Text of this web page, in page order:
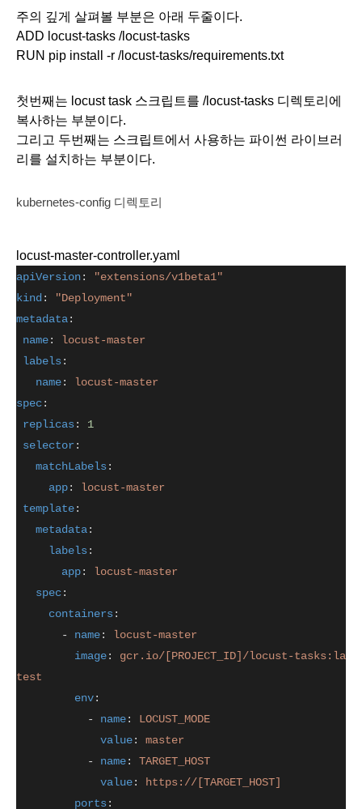
주의 깊게 살펴볼 부분은 아래 두줄이다.
ADD locust-tasks /locust-tasks
RUN pip install -r /locust-tasks/requirements.txt
첫번째는 locust task 스크립트를 /locust-tasks 디렉토리에
복사하는 부분이다.
그리고 두번째는 스크립트에서 사용하는 파이썬 라이브러
리를 설치하는 부분이다.
kubernetes-config 디렉토리
locust-master-controller.yaml
apiVersion:
"extensions/v1beta1"
kind:
"Deployment"
metadata:
name: locust-master
labels:
name: locust-master
spec:
replicas: 1
selector :
matchLabels:
app: locust-master
template:
metadata:
labels:
app: locust-master
spec:
containers:
- name: locust-master
image: gcr.io/[PROJECT_ID]/locust-tasks:la
test
env:
- name: LOCUST_MODE
value: master
- name: TARGET_HOST
value: https://[TARGET_HOST]
ports: